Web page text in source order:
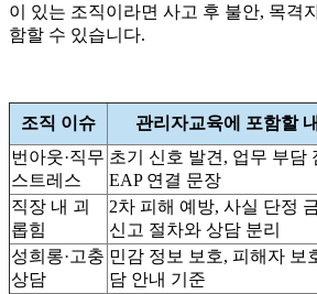
이 있는 조직이라면 사고 후 불안, 목격
함할 수 있습니다.
조직 이슈
관리자교육에 포함할
번아웃·직무
스트레스
초기 신호 발견, 업무 부담
EAP 연결 문장
직장 내 괴
롭힘
2차 피해 예방, 사실 단정
신고 절차와 상담 분리
성희롱·고충
상담
민감 정보 보호, 피해자 보
담 안내 기준